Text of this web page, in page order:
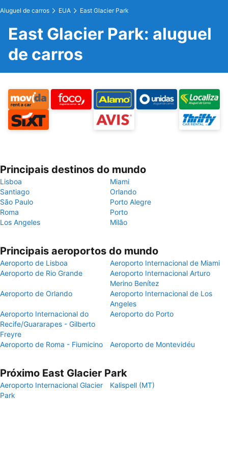
Aluguel de carros EUA East Glacier Park
East Glacier Park: aluguel
de carros
Principais destinos do mundo
Lisboa
Miami
Santiago
Orlando
São Paulo
Porto Alegre
Roma
Porto
Los Angeles
Milão
Principais aeroportos do mundo
Aeroporto de Lisboa
Aeroporto Internacional de Miami
Aeroporto de Rio Grande
Aeroporto Internacional Arturo
Merino Benítez
Aeroporto de Orlando
Aeroporto Internacional de Los
Angeles
Aeroporto Internacional do
Recife/Guararapes - Gilberto
Freyre
Aeroporto do Porto
Aeroporto de Roma - Fiumicino Aeroporto de Montevidéu
Próximo East Glacier Park
Aeroporto Internacional Glacier
Park
Kalispell (MT)